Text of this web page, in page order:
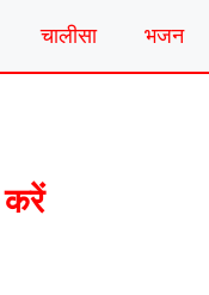
चालीसा भजन
करें